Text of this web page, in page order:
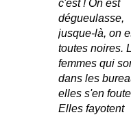
c'est ! On est
dégueulasse,
jusque-là, on
toutes noires.
femmes qui
dans les
elles s'en
Elles fayotent